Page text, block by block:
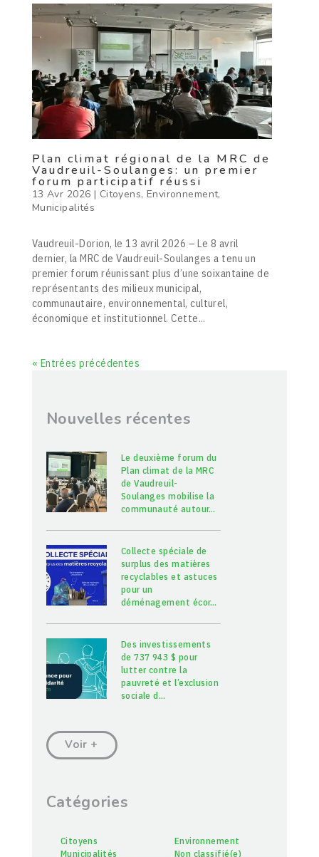
Plan climat régional de la MRC de
Vaudreuil-Soulanges: un premier
forum participatif réussi
13 Avr 2026 | Citoyens, Environnement,
Municipalités
Vaudreuil-Dorion, le 13 avril 2026 – Le 8 avril
dernier, la MRC de Vaudreuil-Soulanges a tenu un
premier forum réunissant plus d’une soixantaine de
représentants des milieux municipal,
communautaire, environnemental, culturel,
économique et institutionnel. Cette...
« Entrées précédentes
Nouvelles récentes
Le deuxième forum du
Plan climat de la MRC
de Vaudreuil-
Soulanges mobilise la
communauté autour…
Collecte spéciale de
surplus des matières
recyclables et astuces
pour un
déménagement écor…
Des investissements
de 737 943 $ pour
lutter contre la
pauvreté et l’exclusion
sociale d…
Voir +
Catégories
Citoyens
Environnement
Municipalités
Non classifié(e)